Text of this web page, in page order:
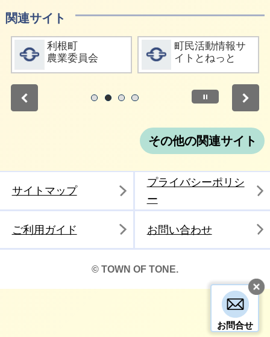
お問合せ
関連サイト
詳細をみる
利根町
農業委員会
詳細をみる
町民活動情報サ
イトとねっと
停止
その他の関連サイト
サイトマップ
プライバシーポリシ
ー
ご利用ガイド お問い合わせ
© TOWN OF TONE.